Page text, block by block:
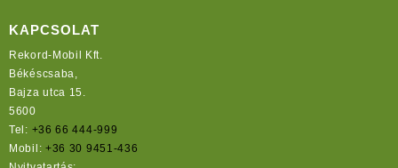
KAPCSOLAT
Rekord-Mobil Kft.
Békéscsaba,
Bajza utca 15.
5600
Tel: +36 66 444-999
Mobil: +36 30 9451-436